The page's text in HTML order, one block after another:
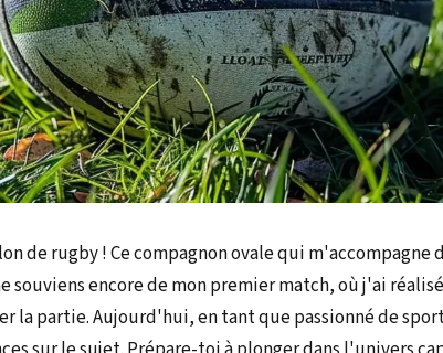
de rugby ! Ce compagnon ovale qui
souviens encore de mon premier match, où j'ai
la partie. Aujourd'hui, en tant que passionné de